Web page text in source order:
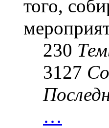
того,
230
3127
…